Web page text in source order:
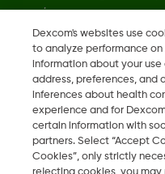
paesi.
LBL016812 Rev001 • MAT-
2026 Dexcom, Inc. Tutti i
Dexcom's websites use
to analyze performance
information about your
address, preferences, and
inferences about health
experience and for
certain information with
partners. Select “Accept
Cookies”, only strictly